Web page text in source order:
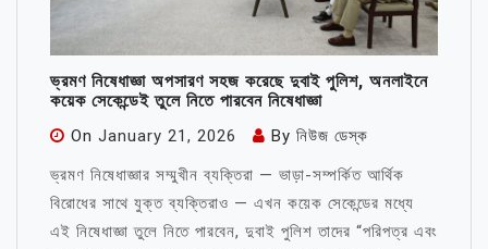
ভ্রমণ নিষেধাজ্ঞা অপসারণ সহজ করেছে দুবাই পুলিশ, অনলাইনে
কয়েক সেকেন্ডেই তুলে নিতে পারবেন নিষেধাজ্ঞা
On January 21, 2026 By নিউজ ডেস্ক
ভ্রমণ নিষেধাজ্ঞার সম্মুখীন ব্যক্তিরা — ভাড়া-সম্পর্কিত আর্থিক
বিরোধের সাথে যুক্ত ব্যক্তিরাও — এখন কয়েক সেকেন্ডের মধ্যে
এই নিষেধাজ্ঞা তুলে নিতে পারবেন, দুবাই পুলিশ তাদের “পরিপত্র এবং